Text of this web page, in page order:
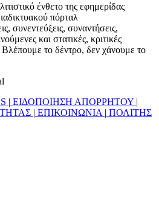
ένθετο της εφημερίδας
πόρταλ
συνεντεύξεις, συναντήσεις,
και στατικές, κριτικές
Βλέπουμε το δέντρο, δεν χάνουμε το
| ΕΙΔΟΠΟΙΗΣΗ ΑΠΟΡΡΗΤΟΥ |
| ΕΠΙΚΟΙΝΩΝΙΑ | ΠΟΛΙΤΗΣ